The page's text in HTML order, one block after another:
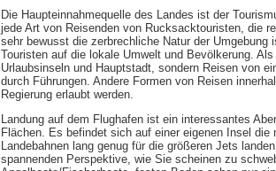
Die Haupteinnahmequelle des Landes ist der
jede Art von Reisenden von Rucksacktouristen, die
sehr bewusst die zerbrechliche Natur der
Touristen auf die lokale Umwelt und Bevölkerung.
Urlaubsinseln und Hauptstadt, sondern Reisen von
durch Führungen. Andere Formen von Reisen
Regierung erlaubt werden.
Landung auf dem Flughafen ist ein interessantes
Flächen. Es befindet sich auf einer eigenen Insel
Landebahnen lang genug für die größeren Jets
spannenden Perspektive, wie Sie scheinen zu